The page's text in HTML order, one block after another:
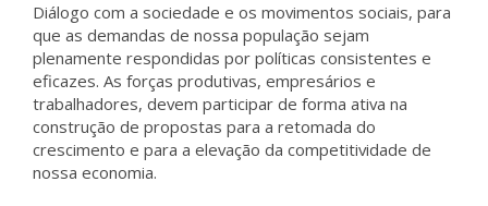
Diálogo com a sociedade e os movimentos sociais, para
que as demandas de nossa população sejam
plenamente respondidas por políticas consistentes e
eficazes. As forças produtivas, empresários e
trabalhadores, devem participar de forma ativa na
construção de propostas para a retomada do
crescimento e para a elevação da competitividade de
nossa economia.